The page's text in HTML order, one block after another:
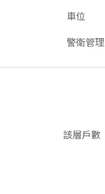
車位
警衛管理
該層戶數